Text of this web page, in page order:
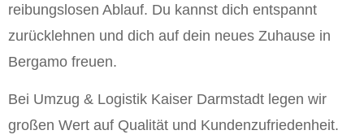
reibungslosen Ablauf. Du kannst dich entspannt
zurücklehnen und dich auf dein neues Zuhause in
Bergamo freuen.
Bei Umzug & Logistik Kaiser Darmstadt legen wir
großen Wert auf Qualität und Kundenzufriedenheit.